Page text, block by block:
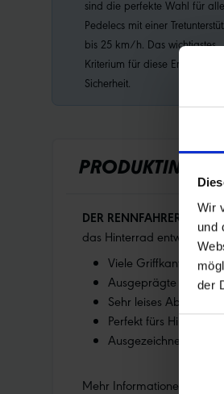
Wir
und
der
sind die perfekte Wahl für alle
Pedelecs mit einer
bis 25 km/h. Das wichtigstes
Kriterium für diese Empfehlung:
Sicherheit.
DER RENNFAHRER.
das Hinterrad entwickelt.
Viele Griffkanten im
Ausgeprägte
Sehr leises
Perfekt fürs Hinterrad
Ausgezeichneter
Mehr Informationen: